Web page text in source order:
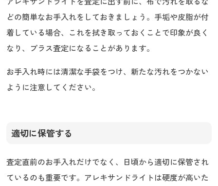
どの簡単なお手入れをしておきましょう。手垢や皮脂が付
着している場合、これを拭き取っておくことで印象が良く
なり、プラス査定になることがあります。
お手入れ時には清潔な手袋をつけ、新たな汚れをつかない
ように注意してください。
適切に保管する
査定直前のお手入れだけでなく、日頃から適切に保管され
ているのも重要です。アレキサンドライトは硬度が高いた